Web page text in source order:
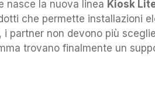
nasce la nuova linea Kiosk
che permette installazioni
i partner non devono più
trovano finalmente un